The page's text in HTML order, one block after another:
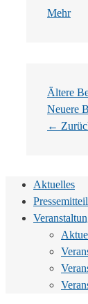
Mehr
Ältere
Neuere
←
Aktuelles